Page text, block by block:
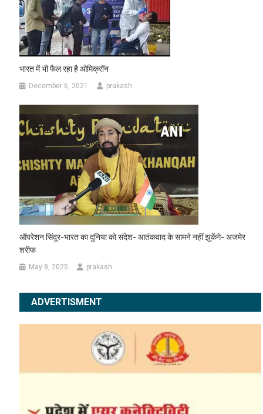
भारत में भी फैल रहा है ओमिक्रॉन
December 6, 2021 prakash
ऑपरेशन सिंदूर-भारत का दुनिया को संदेश- आतंकवाद के सामने नहीं झुकेंगे- अजमेर
शरीफ
May 8, 2025 prakash
ADVERTISMENT